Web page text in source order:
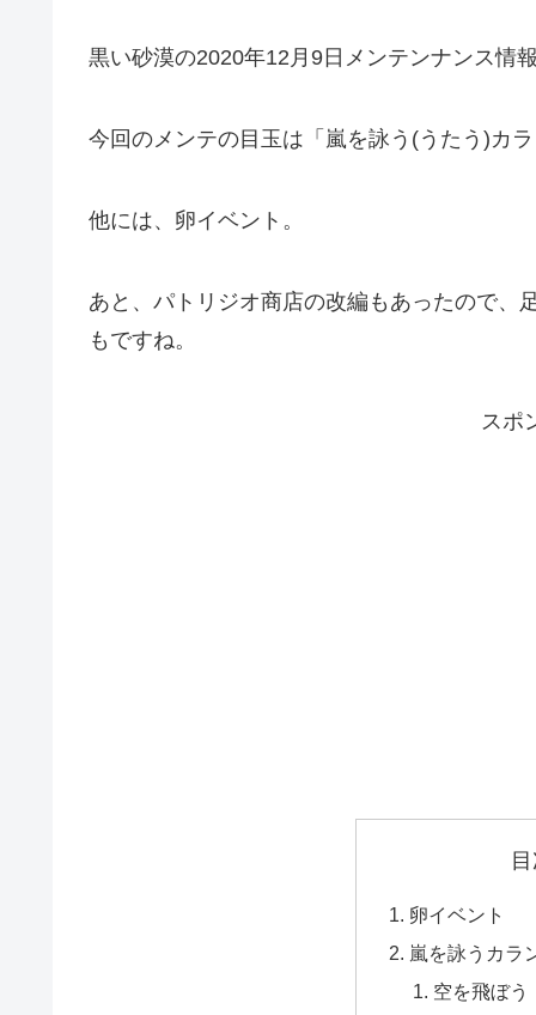
黒い砂漠の2020年12月9日メンテンナンス情
今回のメンテの目玉は「嵐を詠う(うたう)カ
他には、卵イベント。
あと、パトリジオ商店の改編もあったので、
もですね。
スポ
卵イベント
嵐を詠うカラ
空を飛ぼう